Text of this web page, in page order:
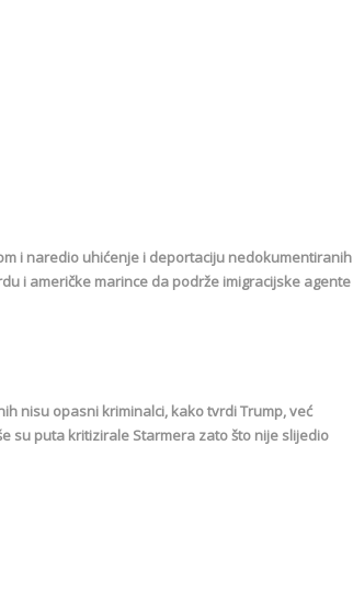
i naredio uhićenje i deportaciju nedokumentiranih
i američke marince da podrže imigracijske agente
nisu opasni kriminalci, kako tvrdi Trump, već
su puta kritizirale Starmera zato što nije slijedio